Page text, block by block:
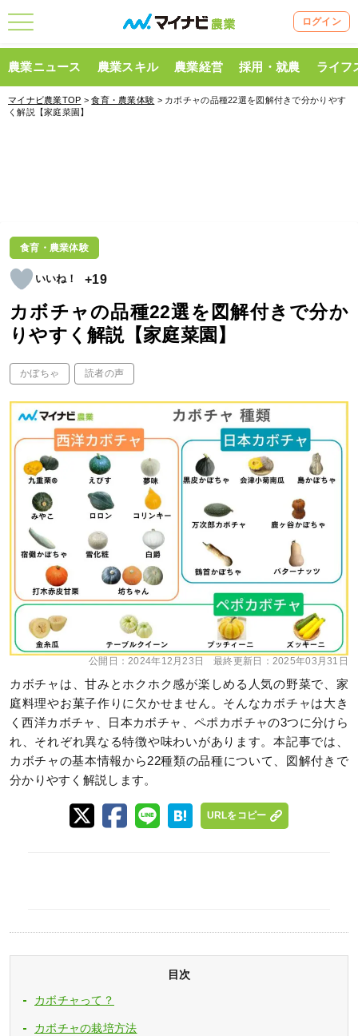
ログイン
農業ニュース 農業スキル 農業経営 採用・就農 ライフ
マイナビ農業TOP >食育・農業体験 > カボチャの品種22選を図解付きで分かりやす
く解説【家庭菜園】
食育・農業体験
+19
カボチャの品種22選を図解付きで分か
りやすく解説【家庭菜園】
かぼちゃ 読者の声
公開日：2024年12月23日 最終更新日： 2025年03月31日
カボチャは、甘みとホクホク感が楽しめる人気の野菜で、家
庭料理やお菓子作りに欠かせません。そんなカボチャは大き
く西洋カボチャ、日本カボチャ、ペポカボチャの3つに分けら
れ、それぞれ異なる特徴や味わいがあります。本記事では、
カボチャの基本情報から22種類の品種について、図解付きで
分かりやすく解説します。
URLをコピー
目次
カボチャって？
カボチャの栽培方法